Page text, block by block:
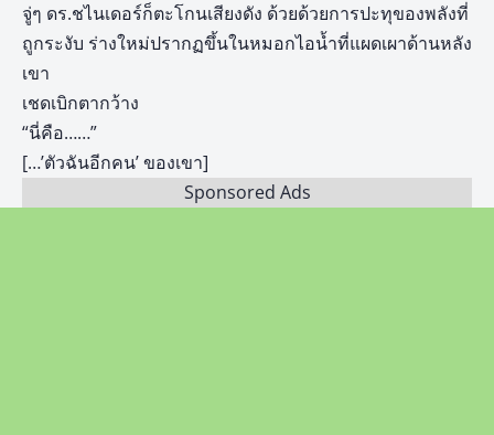
จู่ๆ ดร.ชไนเดอร์ก็ตะโกนเสียงดัง ด้วยด้วยการปะทุของพลังที่
ถูกระงับ ร่างใหม่ปรากฏขึ้นในหมอกไอน้ำที่แผดเผาด้านหลัง
เขา
เชดเบิกตากว้าง
“นี่คือ……”
[…’ตัวฉันอีกคน’ ของเขา]
Sponsored Ads